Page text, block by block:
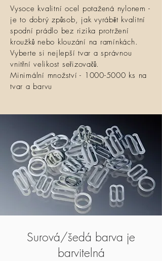
Vysoce kvalitní ocel potažená nylonem -
je to dobrý způsob, jak vyrábět kvalitní
spodní prádlo bez rizika protržení
kroužků nebo klouzání na ramínkách.
Vyberte si nejlepší tvar a správnou
vnitřní velikost seřizovačů.
Minimální množství - 1000-5000 ks na
tvar a barvu
Surová/šedá barva je
barvitelná